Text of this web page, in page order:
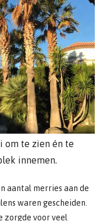
om te zien én te
innemen.
aantal merries aan de
waren gescheiden.
zorgde voor veel